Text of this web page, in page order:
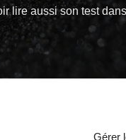
Gérer
lire aussi son test